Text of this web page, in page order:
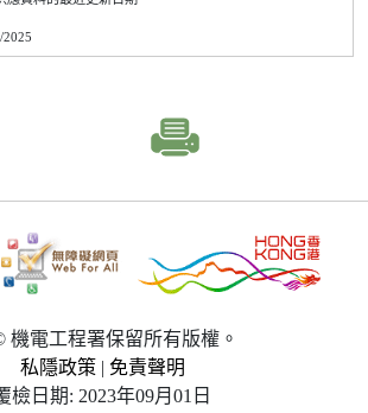
2025
機電工程署保留所有版權。
私隱政策 | 免責聲明
檢日期: 2023年09月01日